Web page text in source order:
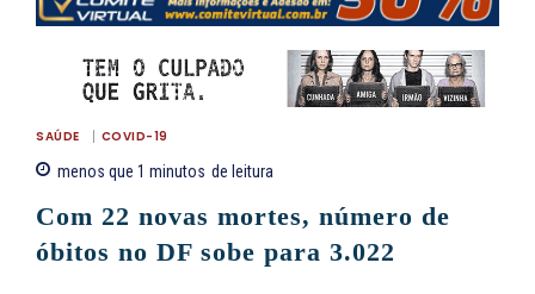
SAÚDE COVID-19
menos que 1 minutos de leitura
Com 22 novas mortes, número de
óbitos no DF sobe para 3.022